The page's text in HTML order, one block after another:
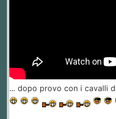
... dopo provo con i cavalli